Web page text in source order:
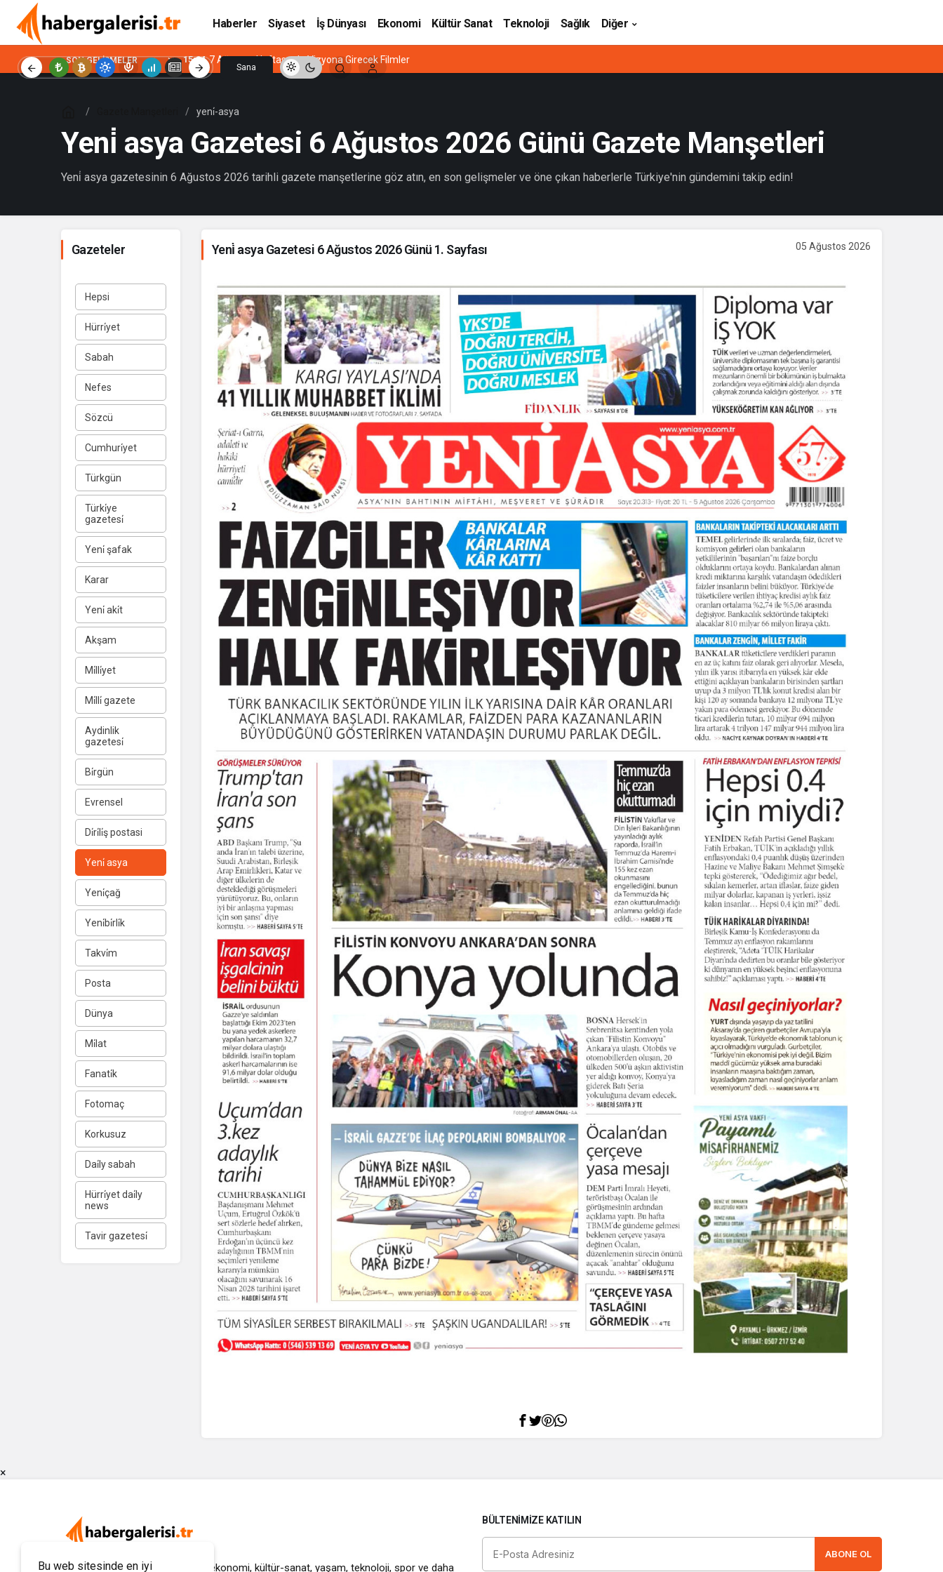
Haberler Siyaset İş Dünyası Ekonomi Kültür Sanat Teknoloji Sağlık Diğer
Sana
SON GELIŞMELER 15:04 7 Ağustos Haftasında Vizyona Girecek Filmler
yeni̇-asya
Yeni̇ asya Gazetesi 6 Ağustos 2026 Günü Gazete Manşetleri
Yeni̇ asya gazetesinin 6 Ağustos 2026 tarihli gazete manşetlerine göz atın, en son gelişmeler ve öne çıkan haberlerle Türkiye'nin gündemini takip edin!
Gazeteler
Hepsi
Hürri̇yet
Sabah
Nefes
Sözcü
Cumhuri̇yet
Türkgün
Türki̇ye
gazetesi̇
Yeni̇ şafak
Karar
Yeni̇ aki̇t
Akşam
Mi̇lli̇yet
Mi̇lli̇ gazete
Aydinlik
gazetesi̇
Bi̇rgün
Evrensel
Di̇ri̇li̇ş postasi
Yeni̇ asya
Yeni̇çağ
Yeni̇bi̇rli̇k
Takvi̇m
Posta
Dünya
Mi̇lat
Fanati̇k
Fotomaç
Korkusuz
Dai̇ly sabah
Hürri̇yet dai̇ly
news
Tavir gazetesi̇
Yeni̇ asya Gazetesi 6 Ağustos 2026 Günü 1. Sayfası 05 Ağustos 2026
×
Bu web sitesinde en iyi
Haber Galerisi; gündem, siyaset, ekonomi, kültür-sanat, yaşam, teknoloji, spor ve daha
BÜLTENIMIZE KATILIN
ABONE OL